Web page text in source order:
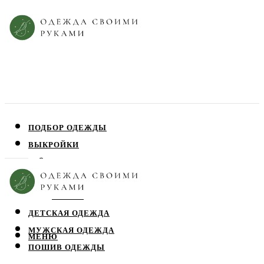
ПОДБОР ОДЕЖДЫ
ВЫКРОЙКИ
ЮБКИ
ДЕТСКАЯ ОДЕЖДА
МУЖСКАЯ ОДЕЖДА
ПОШИВ ОДЕЖДЫ
МЕНЮ